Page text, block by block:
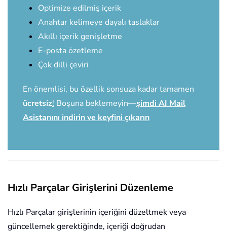
Optimize edilmiş içerik
Anahtar kelimeye dayalı taslaklar
Akıllı içerik genişletme
E-posta özetleme
Çok dilli çeviri
En önemlisi, bu özellik sonsuza kadar tamamen
ücretsiz! Boşuna beklemeyin—şimdi AI Mail
Asistanını indirin ve keyfini çıkarın
Hızlı Parçalar Girişlerini Düzenleme
Hızlı Parçalar girişlerinin içeriğini düzeltmek veya
güncellemek gerektiğinde, içeriği doğrudan